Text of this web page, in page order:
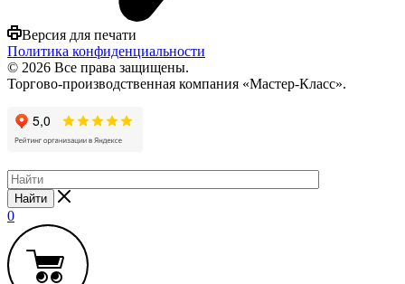
Версия для печати
Политика конфиденциальности
© 2026 Все права защищены.
Торгово-производственная компания «Мастер-Класс».
Найти
0